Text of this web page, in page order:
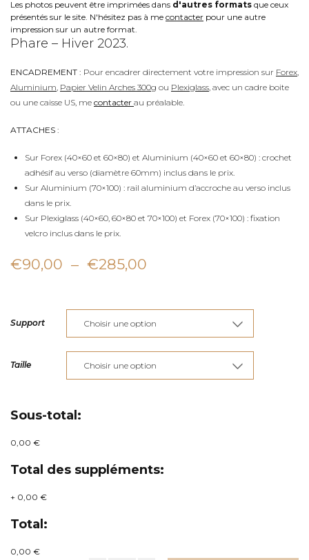
Les photos peuvent être imprimées dans d'autres formats que ceux
présentés sur le site. N'hésitez pas à me contacter pour une autre
impression sur un autre format.
Phare – Hiver 2023.
ENCADREMENT : Pour encadrer directement votre impression sur Forex
Aluminium Papier Velin Arches 300g ou Plexiglass , avec un cadre boite
ou une caisse US, me contacter au préalable.
ATTACHES :
Sur Forex (40×60 et 60×80) et Aluminium (40×60 et 60×80) : crochet
adhésif au verso (diamètre 60mm) inclus dans le prix.
Sur Aluminium (70×100) : rail aluminium d’accroche au verso inclus
dans le prix.
Sur Plexiglass (40×60, 60×80 et 70×100) et Forex (70×100) : fixation
velcro inclus dans le prix.
€90,00 – €285,00
prix :
€90,00
à
€285,00
Support
Taille
Sous-total:
0,00 €
Total des suppléments:
+ 0,00 €
Total:
0,00 €